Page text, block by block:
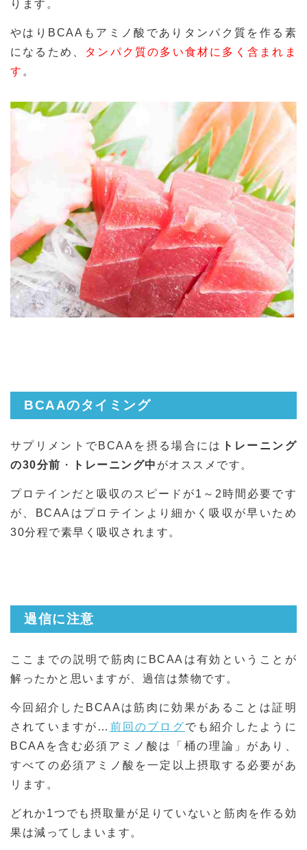
ります。
やはりBCAAもアミノ酸でありタンパク質を作る素
になるため、
タンパク質の多い食材に多く含まれま
す 。
BCAAのタイミング
サプリメントでBCAAを摂る場合には
トレーニング
の30分前 ・ トレーニング中 がオススメです。
プロテインだと吸収のスピードが1～2時間必要です
が、BCAAはプロテインより細かく吸収が早いため
30分程で素早く吸収されます。
過信に注意
ここまでの説明で筋肉にBCAAは有効ということが
解ったかと思いますが、過信は禁物です。
今回紹介したBCAAは筋肉に効果があることは証明
されていますが… 前回のブログでも紹介したように
BCAAを含む必須アミノ酸は「桶の理論」があり、
すべての必須アミノ酸を一定以上摂取する必要があ
リます。
どれか1つでも摂取量が足りていないと筋肉を作る効
果は減ってしまいます。